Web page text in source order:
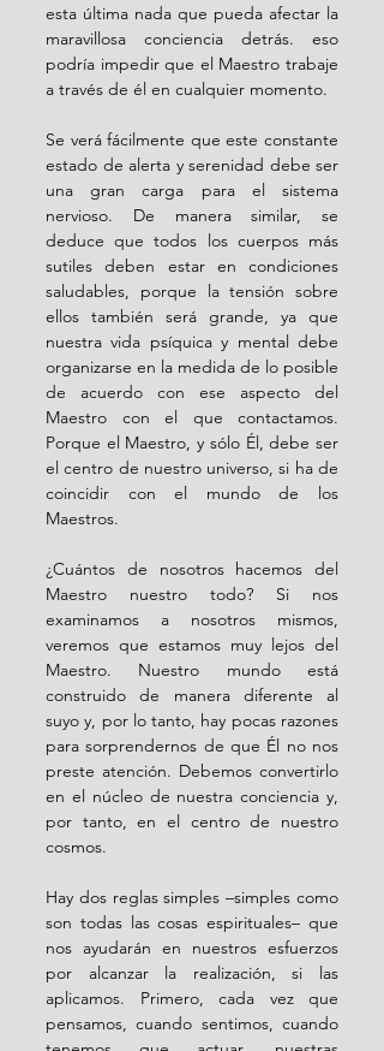
esta última nada que pueda afectar la
maravillosa conciencia detrás. eso
podría impedir que el Maestro trabaje
a través de él en cualquier momento.
Se verá fácilmente que este constante
estado de alerta y serenidad debe ser
una gran carga para el sistema
nervioso. De manera similar, se
deduce que todos los cuerpos más
sutiles deben estar en condiciones
saludables, porque la tensión sobre
ellos también será grande, ya que
nuestra vida psíquica y mental debe
organizarse en la medida de lo posible
de acuerdo con ese aspecto del
Maestro con el que contactamos.
Porque el Maestro, y sólo Él, debe ser
el centro de nuestro universo, si ha de
coincidir con el mundo de los
Maestros.
¿Cuántos de nosotros hacemos del
Maestro nuestro todo? Si nos
examinamos a nosotros mismos,
veremos que estamos muy lejos del
Maestro. Nuestro mundo está
construido de manera diferente al
suyo y, por lo tanto, hay pocas razones
para sorprendernos de que Él no nos
preste atención. Debemos convertirlo
en el núcleo de nuestra conciencia y,
por tanto, en el centro de nuestro
cosmos.
Hay dos reglas simples –simples como
son todas las cosas espirituales– que
nos ayudarán en nuestros esfuerzos
por alcanzar la realización, si las
aplicamos. Primero, cada vez que
pensamos, cuando sentimos, cuando